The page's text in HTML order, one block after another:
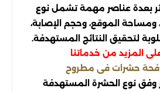
بعدة عناصر مهمة تشمل نوع
ومساحة الموقع، وحجم الإصابة،
لتحقيق النتائج المستهدفة.
المزيد من خدماتنا
حشرات فى مطروح
وفق نوع الحشرة المستهدفة